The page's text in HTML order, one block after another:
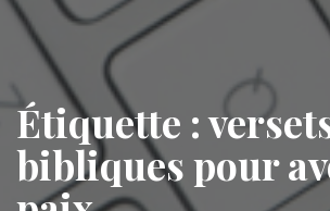
Étiquette :
bibliques pour